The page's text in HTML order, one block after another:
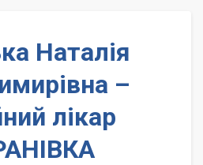
Наталія
–
лікар